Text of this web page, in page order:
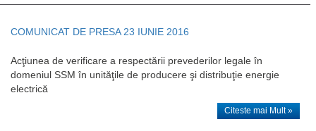
COMUNICAT DE PRESA 23 IUNIE 2016
Acţiunea de verificare a respectării prevederilor legale în
domeniul SSM în unităţile de producere şi distribuţie energie
electrică
Citeste mai Mult »